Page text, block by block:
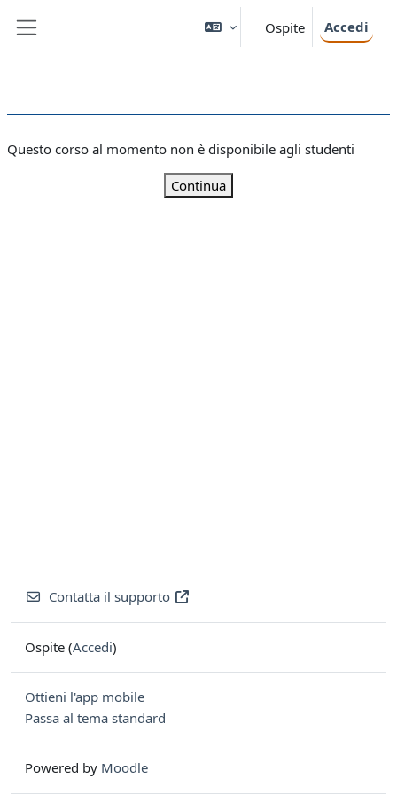
Ospite Accedi
Questo corso al momento non è disponibile agli studenti
Continua
Contatta il supporto
Ospite (Accedi)
Ottieni l'app mobile
Passa al tema standard
Powered by Moodle